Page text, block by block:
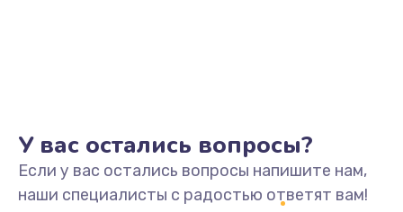
Замена/Pемонт карбюратора
1300 руб.
У вас остались вопросы?
Если у вас остались вопросы напишите нам,
наши специалисты с радостью ответят вам!